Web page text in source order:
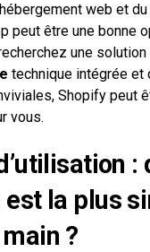
web et
peut être une bonne
une
technique intégrée et
Shopify peut
vous.
:
la plus
?